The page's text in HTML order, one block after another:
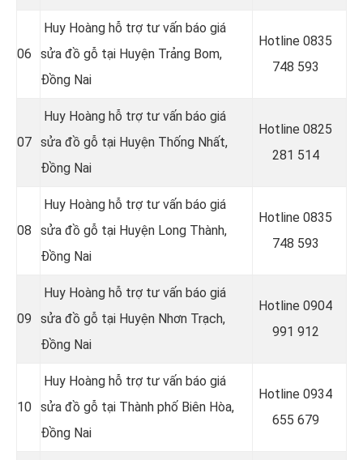
06
Huy Hoàng hỗ trợ tư vấn báo giá
sửa đồ gỗ tại Huyện Trảng Bom,
Đồng Nai
Hotline 0835
748 593
07
Huy Hoàng hỗ trợ tư vấn báo giá
sửa đồ gỗ tại Huyện Thống Nhất,
Đồng Nai
Hotline 0825
281 514
08
Huy Hoàng hỗ trợ tư vấn báo giá
sửa đồ gỗ tại Huyện Long Thành,
Đồng Nai
Hotline 0835
748 593
09
Huy Hoàng hỗ trợ tư vấn báo giá
sửa đồ gỗ tại Huyện Nhơn Trạch,
Đồng Nai
Hotline 0904
991 912
10
Huy Hoàng hỗ trợ tư vấn báo giá
sửa đồ gỗ tại Thành phố Biên Hòa,
Đồng Nai
Hotline 0934
655 679